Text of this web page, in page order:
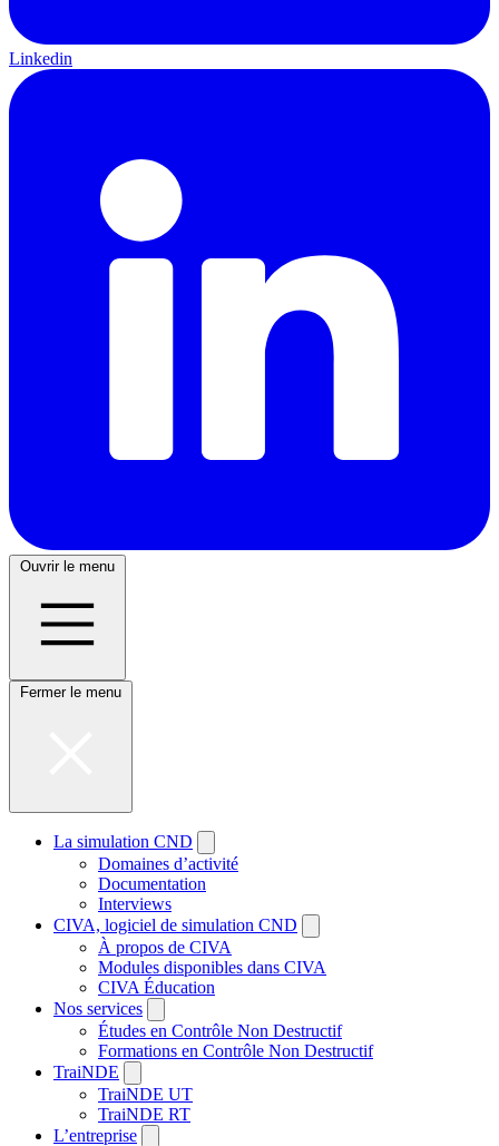
Linkedin
Ouvrir le menu
Fermer le menu
La simulation CND
Domaines d’activité
Documentation
Interviews
CIVA, logiciel de simulation CND
À propos de CIVA
Modules disponibles dans CIVA
CIVA Éducation
Nos services
Études en Contrôle Non Destructif
Formations en Contrôle Non Destructif
TraiNDE
TraiNDE UT
TraiNDE RT
L’entreprise